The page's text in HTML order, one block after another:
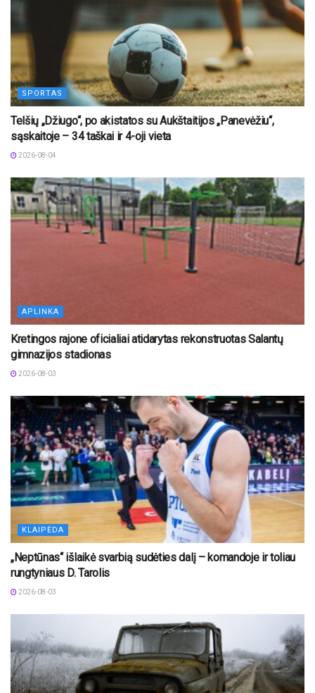
SPORTAS
Telšių „Džiugo“, po akistatos su Aukštaitijos „Panevėžiu“,
sąskaitoje – 34 taškai ir 4-oji vieta
2026-08-04
APLINKA
Kretingos rajone oficialiai atidarytas rekonstruotas Salantų
gimnazijos stadionas
2026-08-03
KLAIPĖDA
„Neptūnas“ išlaikė svarbią sudėties dalį – komandoje ir toliau
rungtyniaus D. Tarolis
2026-08-03